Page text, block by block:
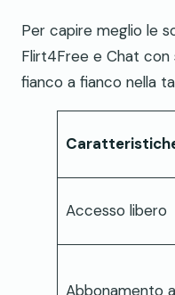
Per capire meglio le
Flirt4Free e Chat
fianco a fianco nella
Accesso libero
Abbonamento a